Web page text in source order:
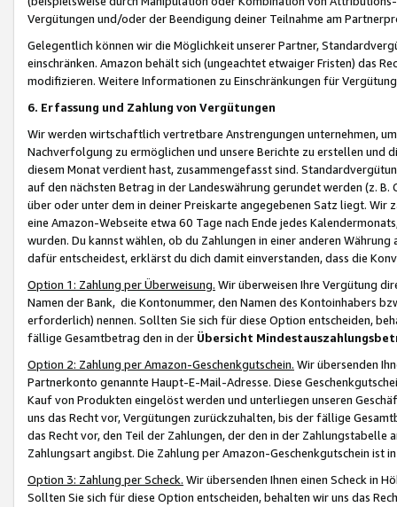
Vergütungen und/oder der Beendigung deiner Teilnahme am
Gelegentlich können wir die Möglichkeit unserer Partner,
einschränken. Amazon behält sich (ungeachtet etwaiger Fristen) das
modifizieren. Weitere Informationen zu Einschränkungen für
6. Erfassung und Zahlung von Vergütungen
Wir werden wirtschaftlich vertretbare Anstrengungen unternehmen,
Nachverfolgung zu ermöglichen und unsere Berichte zu erstellen und
diesem Monat verdient hast, zusammengefasst sind.
auf den nächsten Betrag in der Landeswährung gerundet werden (z.
über oder unter dem in deiner Preiskarte angegebenen Satz liegt.
eine Amazon-Webseite etwa 60 Tage nach Ende jedes
wurden. Du kannst wählen, ob du Zahlungen in einer anderen
dafür entscheidest, erklärst du dich damit einverstanden, dass die
Option 1: Zahlung per Überweisung. Wir überweisen Ihre Vergütung
Namen der Bank, die Kontonummer, den Namen des Kontoinhabers
erforderlich) nennen. Sollten Sie sich für diese Option entscheiden,
fällige Gesamtbetrag den in der Übersicht
Option 2: Zahlung per Amazon-Geschenkgutschein. Wir übersenden
Partnerkonto genannte Haupt-E-Mail-Adresse. Diese
Kauf von Produkten eingelöst werden und unterliegen unseren
uns das Recht vor, Vergütungen zurückzuhalten, bis der fällige
das Recht vor, den Teil der Zahlungen, der den in der
Zahlungsart angibst. Die Zahlung per Amazon-Geschenkgutschein ist
Option 3: Zahlung per Scheck. Wir übersenden Ihnen einen Scheck in
Sollten Sie sich für diese Option entscheiden, behalten wir uns das